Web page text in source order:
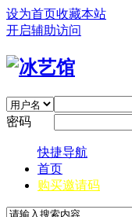
设为首页收藏本站
开启辅助访问
密码
快捷导航
首页
购买邀请码